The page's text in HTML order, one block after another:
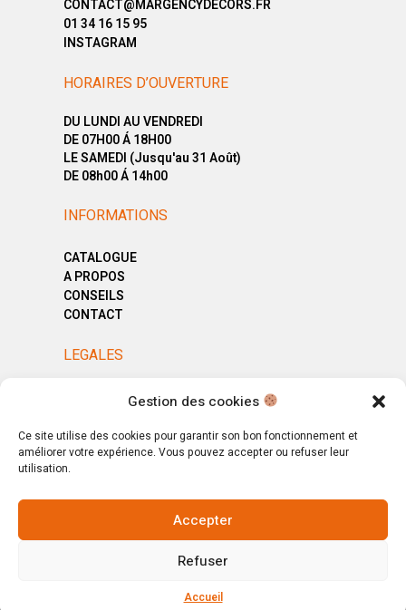
Gestion des cookies
Ce site utilise des cookies pour garantir son bon fonctionnement et
améliorer votre expérience. Vous pouvez accepter ou refuser leur
utilisation.
Accepter
Refuser
Accueil
CONTACT@MARGENCYDECORS.FR
01 34 16 15 95
INSTAGRAM
HORAIRES D’OUVERTURE
DU LUNDI AU VENDREDI
DE 07H00 Á 18H00
LE SAMEDI (Jusqu'au 31 Août)
DE 08h00 Á 14h00
INFORMATIONS
CATALOGUE
A PROPOS
CONSEILS
CONTACT
LEGALES
MENTIONS LÉGALES
CGV
© Copyright 2025. All Rights Reserved.
Votre magasin, votre intérieur.